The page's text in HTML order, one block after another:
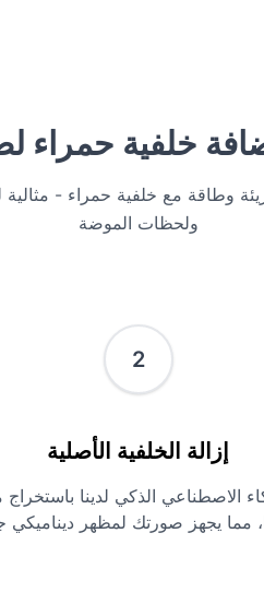
خلفية حمراء
وطاقة مع خلفية حمراء - مثالية
ولحظات الموضة
2
إزالة الخلفية الأصلية
الاصطناعي الذكي لدينا
مما يجهز صورتك لمظهر ديناميكي